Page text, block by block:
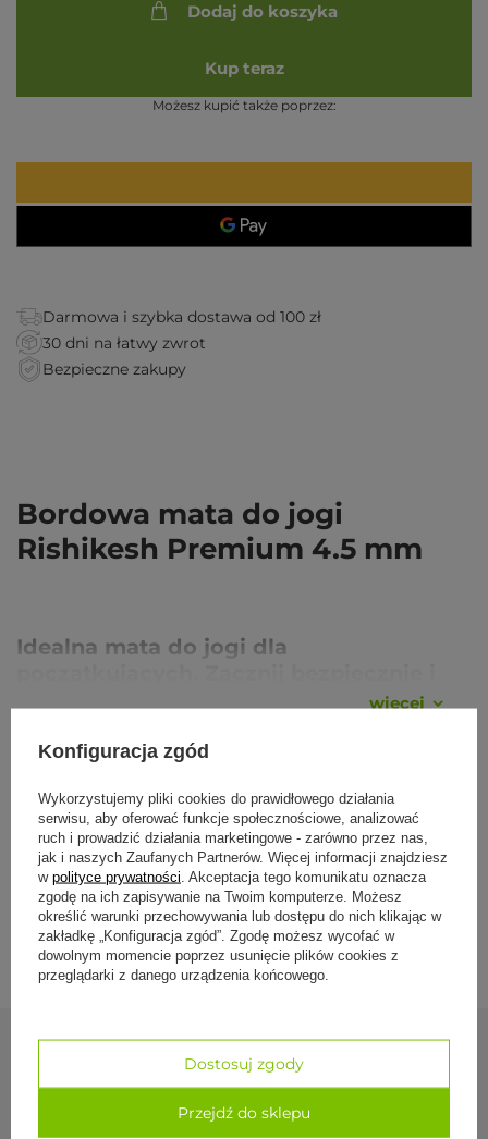
Dodaj do koszyka
Kup teraz
Możesz kupić także poprzez:
Darmowa i szybka dostawa od 100 zł
30 dni na łatwy zwrot
Bezpieczne zakupy
Bordowa mata do jogi
Rishikesh Premium 4.5 mm
Idealna mata do jogi dla
Solidnie wykonana Rishikesh Premium zapewni Ci komfortowe
się akcesorium do jogi
renomowanej niemieckiej marki Bodhi
Yoga.
Mata do jogi z PVC – świetnie
amortyzuje
Do produkcji tego modelu wykorzystano wyjątkowo elastyczny
materiał PVC. Dzięki niemu produktzyskuje sprężystość i
łatwo się zwija po praktyce . Natomiast w czasie ćwiczeń
mocno przylega całą powierzchnią do podłoża. Nie przesuwa
się w trakcie dynamicznych przejść.
kręgosłup, kostki czy kolana nie wbijają się boleśnie w twardą
postaci koca lub pianki.
wiecej
Specyfikacja
Formy płatności
Dostawa i zwroty
Zobacz również
Konfiguracja zgód
Wykorzystujemy pliki cookies do prawidłowego działania
serwisu, aby oferować funkcje społecznościowe, analizować
ruch i prowadzić działania marketingowe - zarówno przez nas,
jak i naszych Zaufanych Partnerów. Więcej informacji znajdziesz
w polityce prywatności . Akceptacja tego komunikatu oznacza
zgodę na ich zapisywanie na Twoim komputerze. Możesz
określić warunki przechowywania lub dostępu do nich klikając w
zakładkę „Konfiguracja zgód”. Zgodę możesz wycofać w
dowolnym momencie poprzez usunięcie plików cookies z
przeglądarki z danego urządzenia końcowego.
Dostosuj zgody
Przejdź do sklepu